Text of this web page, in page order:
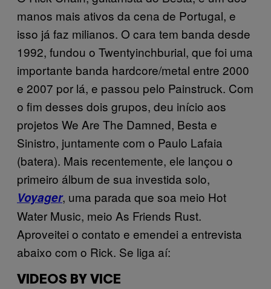
manos mais ativos da cena de Portugal, e
isso já faz milianos. O cara tem banda desde
1992, fundou o Twentyinchburial, que foi uma
importante banda hardcore/metal entre 2000
e 2007 por lá, e passou pelo Painstruck. Com
o fim desses dois grupos, deu início aos
projetos We Are The Damned, Besta e
Sinistro, juntamente com o Paulo Lafaia
(batera). Mais recentemente, ele lançou o
primeiro álbum de sua investida solo,
Voyager, uma parada que soa meio Hot
Water Music, meio As Friends Rust.
Aproveitei o contato e emendei a entrevista
abaixo com o Rick. Se liga aí:
VIDEOS BY VICE